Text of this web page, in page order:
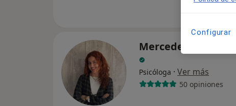
Mercedes Díaz
Psicóloga · Ver más
50 opiniones
Configurar